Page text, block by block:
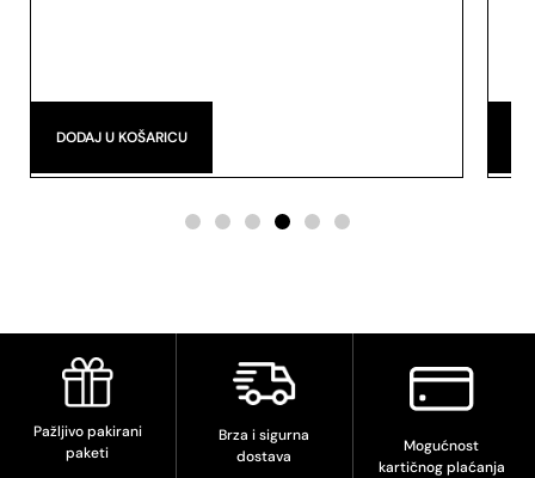
DODAJ U KOŠARICU
Pažljivo pakirani
paketi
Brza i sigurna
dostava
Mogućnost
kartičnog plaćanja